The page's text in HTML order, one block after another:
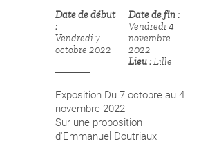
Date de début
Vendredi 7
octobre 2022
Date de fin
Vendredi 4
novembre
2022
Lieu Lille
Exposition Du 7 octobre au 4
novembre 2022
Sur une proposition
d'Emmanuel Doutriaux